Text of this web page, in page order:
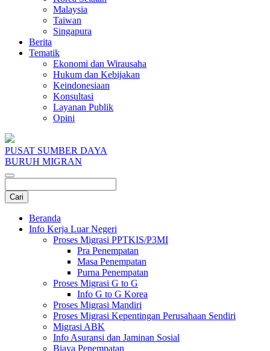
Malaysia
Taiwan
Singapura
Berita
Tematik
Ekonomi dan Wirausaha
Hukum dan Kebijakan
Keindonesiaan
Konsultasi
Layanan Publik
Opini
PUSAT SUMBER DAYA
BURUH MIGRAN
Beranda
Info Kerja Luar Negeri
Proses Migrasi PPTKIS/P3MI
Pra Penempatan
Masa Penempatan
Purna Penempatan
Proses Migrasi G to G
Info G to G Korea
Proses Migrasi Mandiri
Proses Migrasi Kepentingan Perusahaan Sendiri
Migrasi ABK
Info Asuransi dan Jaminan Sosial
Biaya Penempatan